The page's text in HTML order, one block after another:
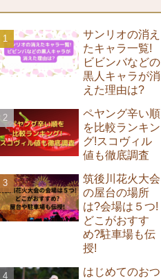
サンリオの消え
たキャラ一覧!
ビビンバなどの
黒人キャラが消
えた理由は?
ペヤング辛い順
を比較ランキン
グ!スコヴィル
値も徹底調査
筑後川花火大会
の屋台の場所
は?会場は５つ!
どこがおすす
め?駐車場も伝
授!
はじめてのおつ